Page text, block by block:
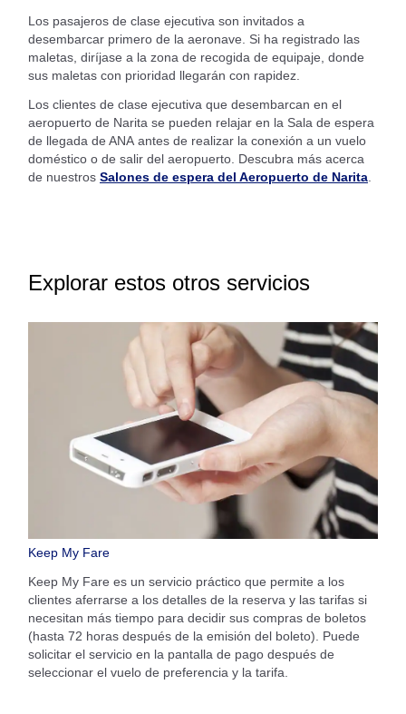
Los pasajeros de clase ejecutiva son invitados a
desembarcar primero de la aeronave. Si ha registrado las
maletas, diríjase a la zona de recogida de equipaje, donde
sus maletas con prioridad llegarán con rapidez.
Los clientes de clase ejecutiva que desembarcan en el
aeropuerto de Narita se pueden relajar en la Sala de espera
de llegada de ANA antes de realizar la conexión a un vuelo
doméstico o de salir del aeropuerto. Descubra más acerca
de nuestros Salones de espera del Aeropuerto de Narita
Explorar estos otros servicios
Keep My Fare
Keep My Fare es un servicio práctico que permite a los
clientes aferrarse a los detalles de la reserva y las tarifas si
necesitan más tiempo para decidir sus compras de boletos
(hasta 72 horas después de la emisión del boleto). Puede
solicitar el servicio en la pantalla de pago después de
seleccionar el vuelo de preferencia y la tarifa.